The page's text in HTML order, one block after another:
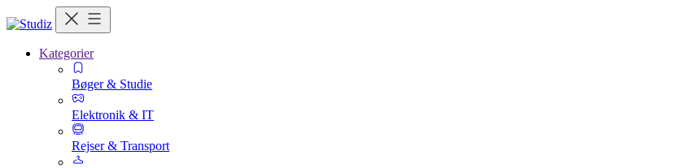
Kategorier
Bøger & Studie
Elektronik & IT
Rejser & Transport